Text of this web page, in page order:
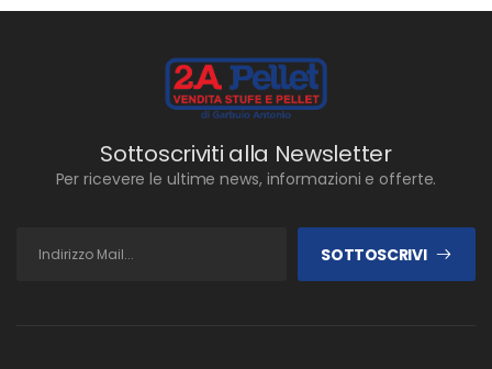
Sottoscriviti alla Newsletter
Per ricevere le ultime news, informazioni e offerte.
SOTTOSCRIVI